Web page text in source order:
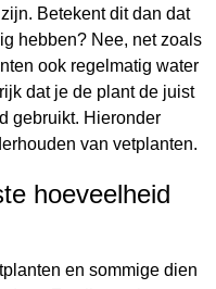
Betekent dit dan dat
hebben? Nee, net zoals
ook regelmatig water
dat je de plant de juist
gebruikt. Hieronder
van vetplanten.
hoeveelheid
en sommige dien